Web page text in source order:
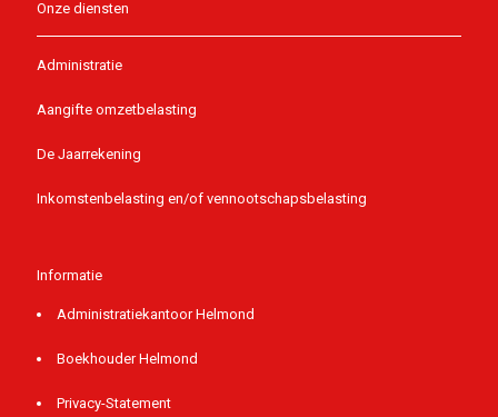
Onze diensten
Administratie
Aangifte omzetbelasting
De Jaarrekening
Inkomstenbelasting en/of vennootschapsbelasting
Informatie
Administratiekantoor Helmond
Boekhouder Helmond
Privacy-Statement